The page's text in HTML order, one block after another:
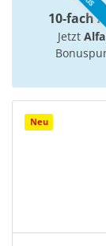
10-fach
Jetzt
Neu